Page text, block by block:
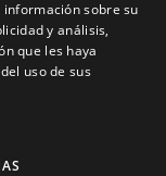
sobre su
y análisis,
que les haya
uso de sus